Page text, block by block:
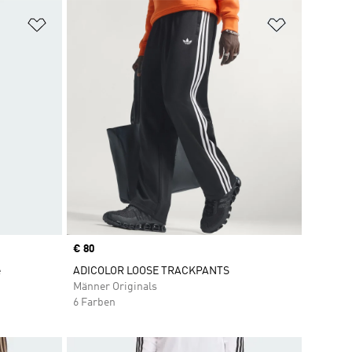
Zur Wunschliste hinzufügen
Price
€ 80
ADICOLOR LOOSE TRACKPANTS
Männer Originals
6 Farben